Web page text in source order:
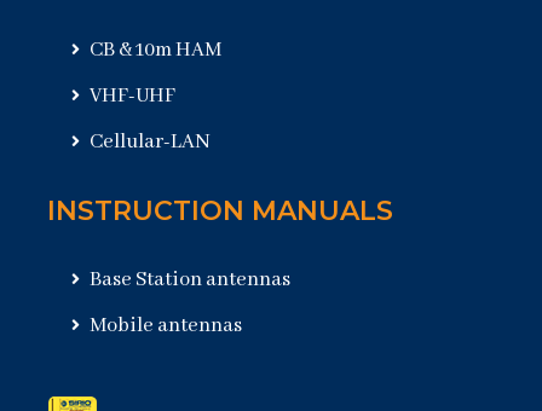
CB & 10m HAM
VHF-UHF
Cellular-LAN
INSTRUCTION MANUALS
Base Station antennas
Mobile antennas